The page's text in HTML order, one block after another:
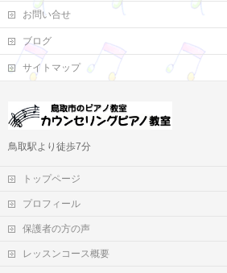
お問い合せ
ブログ
サイトマップ
鳥取駅より徒歩7分
トップページ
プロフィール
保護者の方の声
レッスンコース概要